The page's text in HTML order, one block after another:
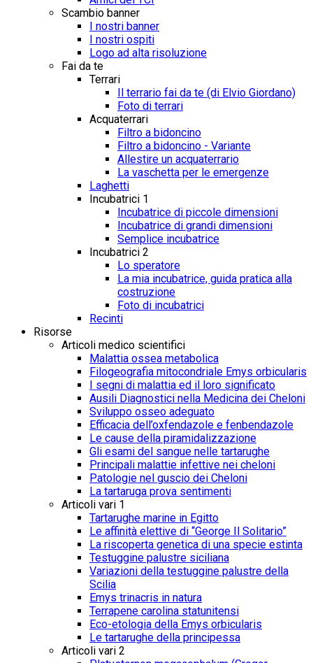
Scambio banner
I nostri banner
I nostri ospiti
Logo ad alta risoluzione
Fai da te
Terrari
Il terrario fai da te (di Elvio Giordano)
Foto di terrari
Acquaterrari
Filtro a bidoncino
Filtro a bidoncino - Variante
Allestire un acquaterrario
La vaschetta per le emergenze
Laghetti
Incubatrici 1
Incubatrice di piccole dimensioni
Incubatrice di grandi dimensioni
Semplice incubatrice
Incubatrici 2
Lo speratore
La mia incubatrice, guida pratica alla
costruzione
Foto di incubatrici
Recinti
Risorse
Articoli medico scientifici
Malattia ossea metabolica
Filogeografia mitocondriale Emys orbicularis
I segni di malattia ed il loro significato
Ausili Diagnostici nella Medicina dei Cheloni
Sviluppo osseo adeguato
Efficacia dell’oxfendazole e fenbendazole
Le cause della piramidalizzazione
Gli esami del sangue nelle tartarughe
Principali malattie infettive nei cheloni
Patologie nel guscio dei Cheloni
La tartaruga prova sentimenti
Articoli vari 1
Tartarughe marine in Egitto
Le affinità elettive di “George Il Solitario”
La riscoperta genetica di una specie estinta
Testuggine palustre siciliana
Variazioni della testuggine palustre della
Scilia
Emys trinacris in natura
Terrapene carolina statunitensi
Eco-etologia della Emys orbicularis
Le tartarughe della principessa
Articoli vari 2